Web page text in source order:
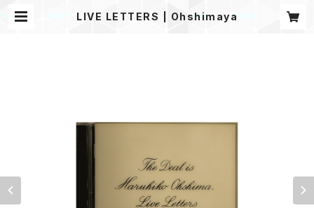
LIVE LETTERS | Ohshimaya